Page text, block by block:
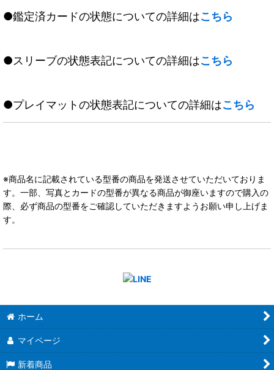
●鑑定済カードの状態についての詳細はこちら
●スリーブの状態表記についての詳細はこちら
●プレイマットの状態表記についての詳細はこちら
※商品名に記載されている型番の商品を発送させていただいておりま
す。一部、写真とカードの型番が異なる商品が御座いますので購入の
際、必ず商品の型番をご確認していただきますようお願い申し上げま
す。
ホーム
マイページ
新着商品